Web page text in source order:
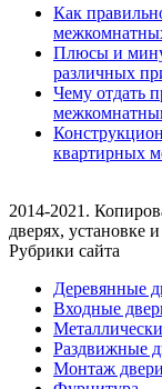
Как
Плюсы и
различных
Чему отдать
квартирных
2014-2021.
дверях, установке
Рубрики сайта
Деревянные
Входные
Раздвижные
Монтаж двери